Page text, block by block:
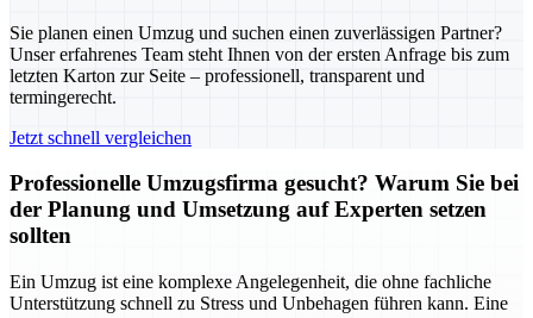
Sie planen einen Umzug und suchen einen zuverlässigen Partner?
Unser erfahrenes Team steht Ihnen von der ersten Anfrage bis zum
letzten Karton zur Seite – professionell, transparent und
termingerecht.
Jetzt schnell vergleichen
Professionelle Umzugsfirma gesucht? Warum Sie bei
der Planung und Umsetzung auf Experten setzen
sollten
Ein Umzug ist eine komplexe Angelegenheit, die ohne fachliche
Unterstützung schnell zu Stress und Unbehagen führen kann. Eine